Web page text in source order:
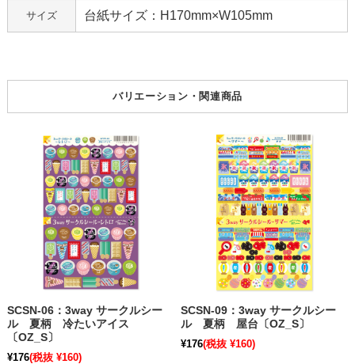
サイズ 台紙サイズ：H170mm×W105mm
バリエーション・関連商品
SCSN-06：3way サークルシー
ル 夏柄 冷たいアイス
〔OZ_S〕
¥176(税抜 ¥160)
SCSN-09：3way サークルシー
ル 夏柄 屋台〔OZ_S〕
¥176(税抜 ¥160)